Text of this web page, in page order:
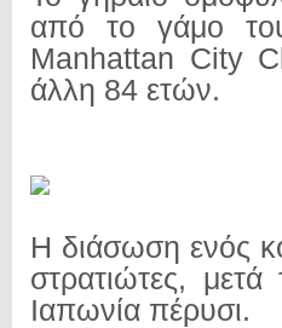
από το γάμο
Manhattan City
άλλη 84 ετών.
Η διάσωση ενός
στρατιώτες,
Ιαπωνία πέρυσι.